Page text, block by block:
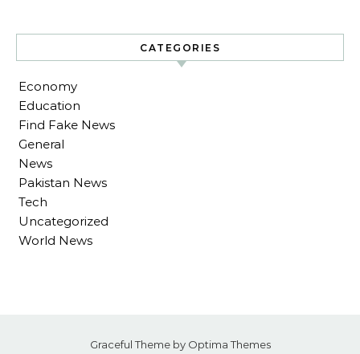
CATEGORIES
Economy
Education
Find Fake News
General
News
Pakistan News
Tech
Uncategorized
World News
Graceful Theme by Optima Themes